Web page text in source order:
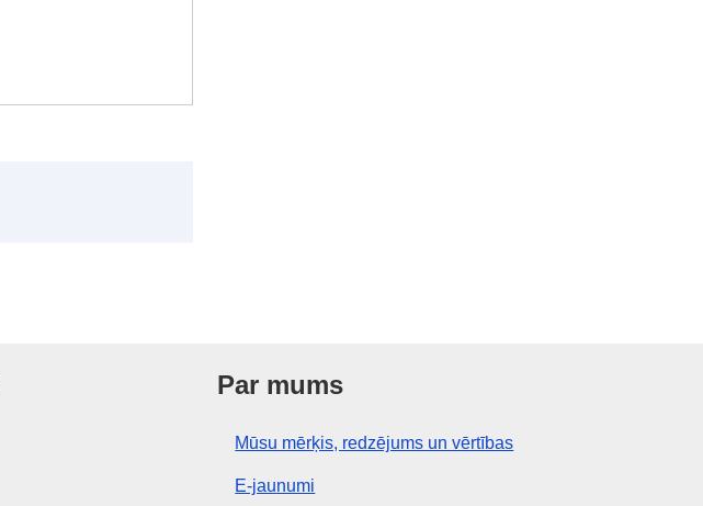
Par mums
Mūsu mērķis, redzējums un vērtības
E-jaunumi